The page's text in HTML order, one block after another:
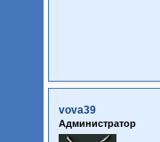
vova39
Администратор